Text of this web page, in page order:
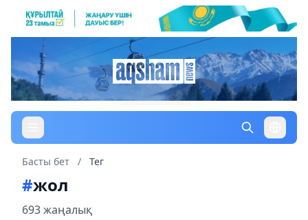
Басты бет / Тег
#жол
693 жаңалық